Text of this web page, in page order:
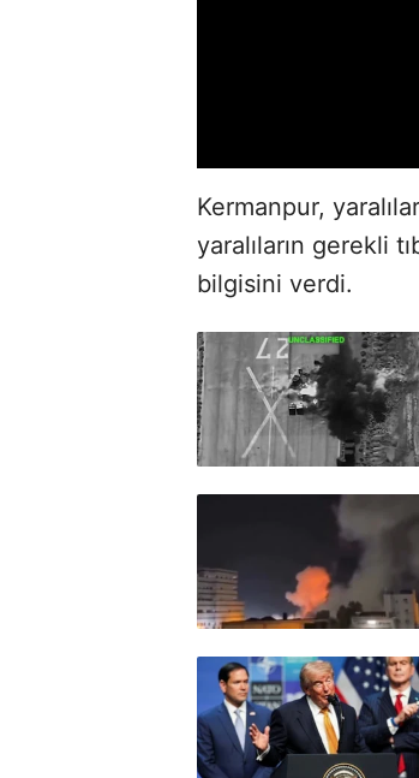
Kermanpur,
yaralıların gerekli
bilgisini verdi.